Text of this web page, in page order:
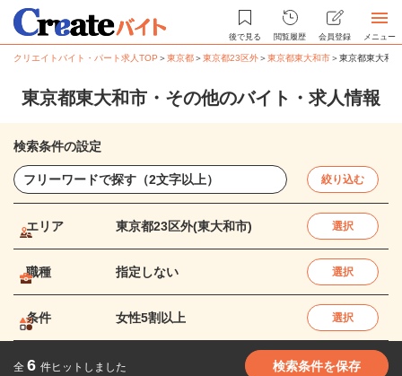
後で見る 閲覧履歴 会員登録 メニュー
クリエイトバイト・パート求人TOP ＞東京都＞東京都23区外＞東京都東大和市＞東京都東大和
東京都東大和市・その他のバイト・求人情報
検索条件の設定
絞り込む
エリア 東京都23区外(東大和市) 選択
職種 指定しない 選択
条件 女性5割以上 選択
全 6 件ヒットしました 検索条件を保存